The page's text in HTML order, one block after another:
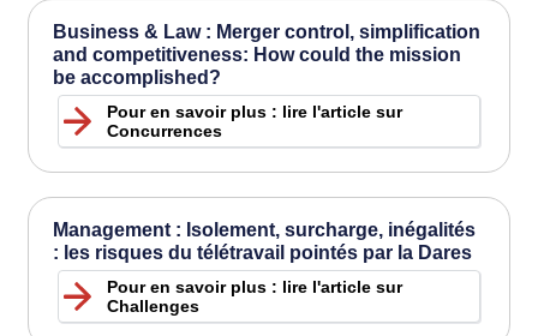
Business & Law : Merger control, simplification
and competitiveness: How could the mission
be accomplished?
Pour en savoir plus : lire l'article sur
Concurrences
Management : Isolement, surcharge, inégalités
: les risques du télétravail pointés par la Dares
Pour en savoir plus : lire l'article sur
Challenges